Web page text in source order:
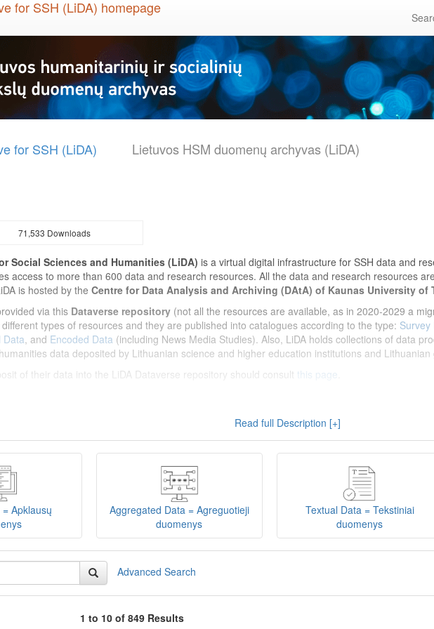
for SSH (LiDA) Lietuvos HSM duomenų archyvas (LiDA)
71,533 Downloads
Social Sciences and Humanities (LiDA) is a virtual digital infrastructure for SSH data and
access to more than 600 data and research resources. All the data and research resources
is hosted by the Centre for Data Analysis and Archiving (DAtA) of Kaunas University of
via this Dataverse repository (not all the resources are available, as in 2020-2029 a
types of resources and they are published into catalogues according to the type: Survey
Data, and Encoded Data (including News Media Studies). Also, LiDA holds collections of data
data deposited by Lithuanian science and higher education institutions and
of their data into the LiDA Dataverse repository should consult this page
yra virtuali skaitmeninė empirinių HSM
prieigą prie daugiau nei 600 duomenų ir tyrimų išteklių. Visi duomenų ir tyrimų ištekliai yra
įsikūręsKauno technologijos universiteto Duomenų analizės ir archyvavimo (DAtA)
ši
(kol kas ne visi ištekliai prieinami, nes 2020-2029 m. vykdomas
atskiruose kataloguose pagal tipą:
Interviu duomenys
(įskaitant Žiniasklaidos tyrimus). Taip pat LiDA talpinami didelių nacionalinių projektų
valstybės institucijų deponuoti socialinių ir humanitarinių mokslų duomenų rinkiniai (Kitų
duomenis, siūlome susipažinti su
LiDA Dataverse talpyklos naudotojo vadovu.
Read full Description [+]
Apklausų
Aggregated Data = Agreguotieji
duomenys
Textual Data = Tekstiniai
duomenys
Advanced Search
1 to 10 of 849 Results